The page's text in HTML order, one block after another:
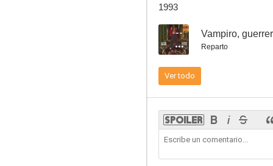
1993
-- Vampiro,
Reparto
Ver todo